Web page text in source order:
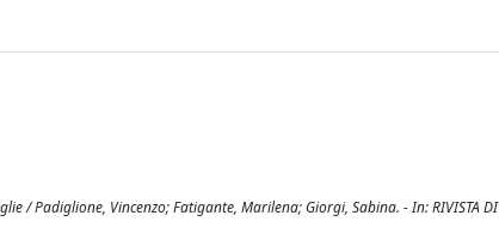
/ Padiglione, Vincenzo; Fatigante, Marilena; Giorgi, Sabina. - In: RIVISTA DI